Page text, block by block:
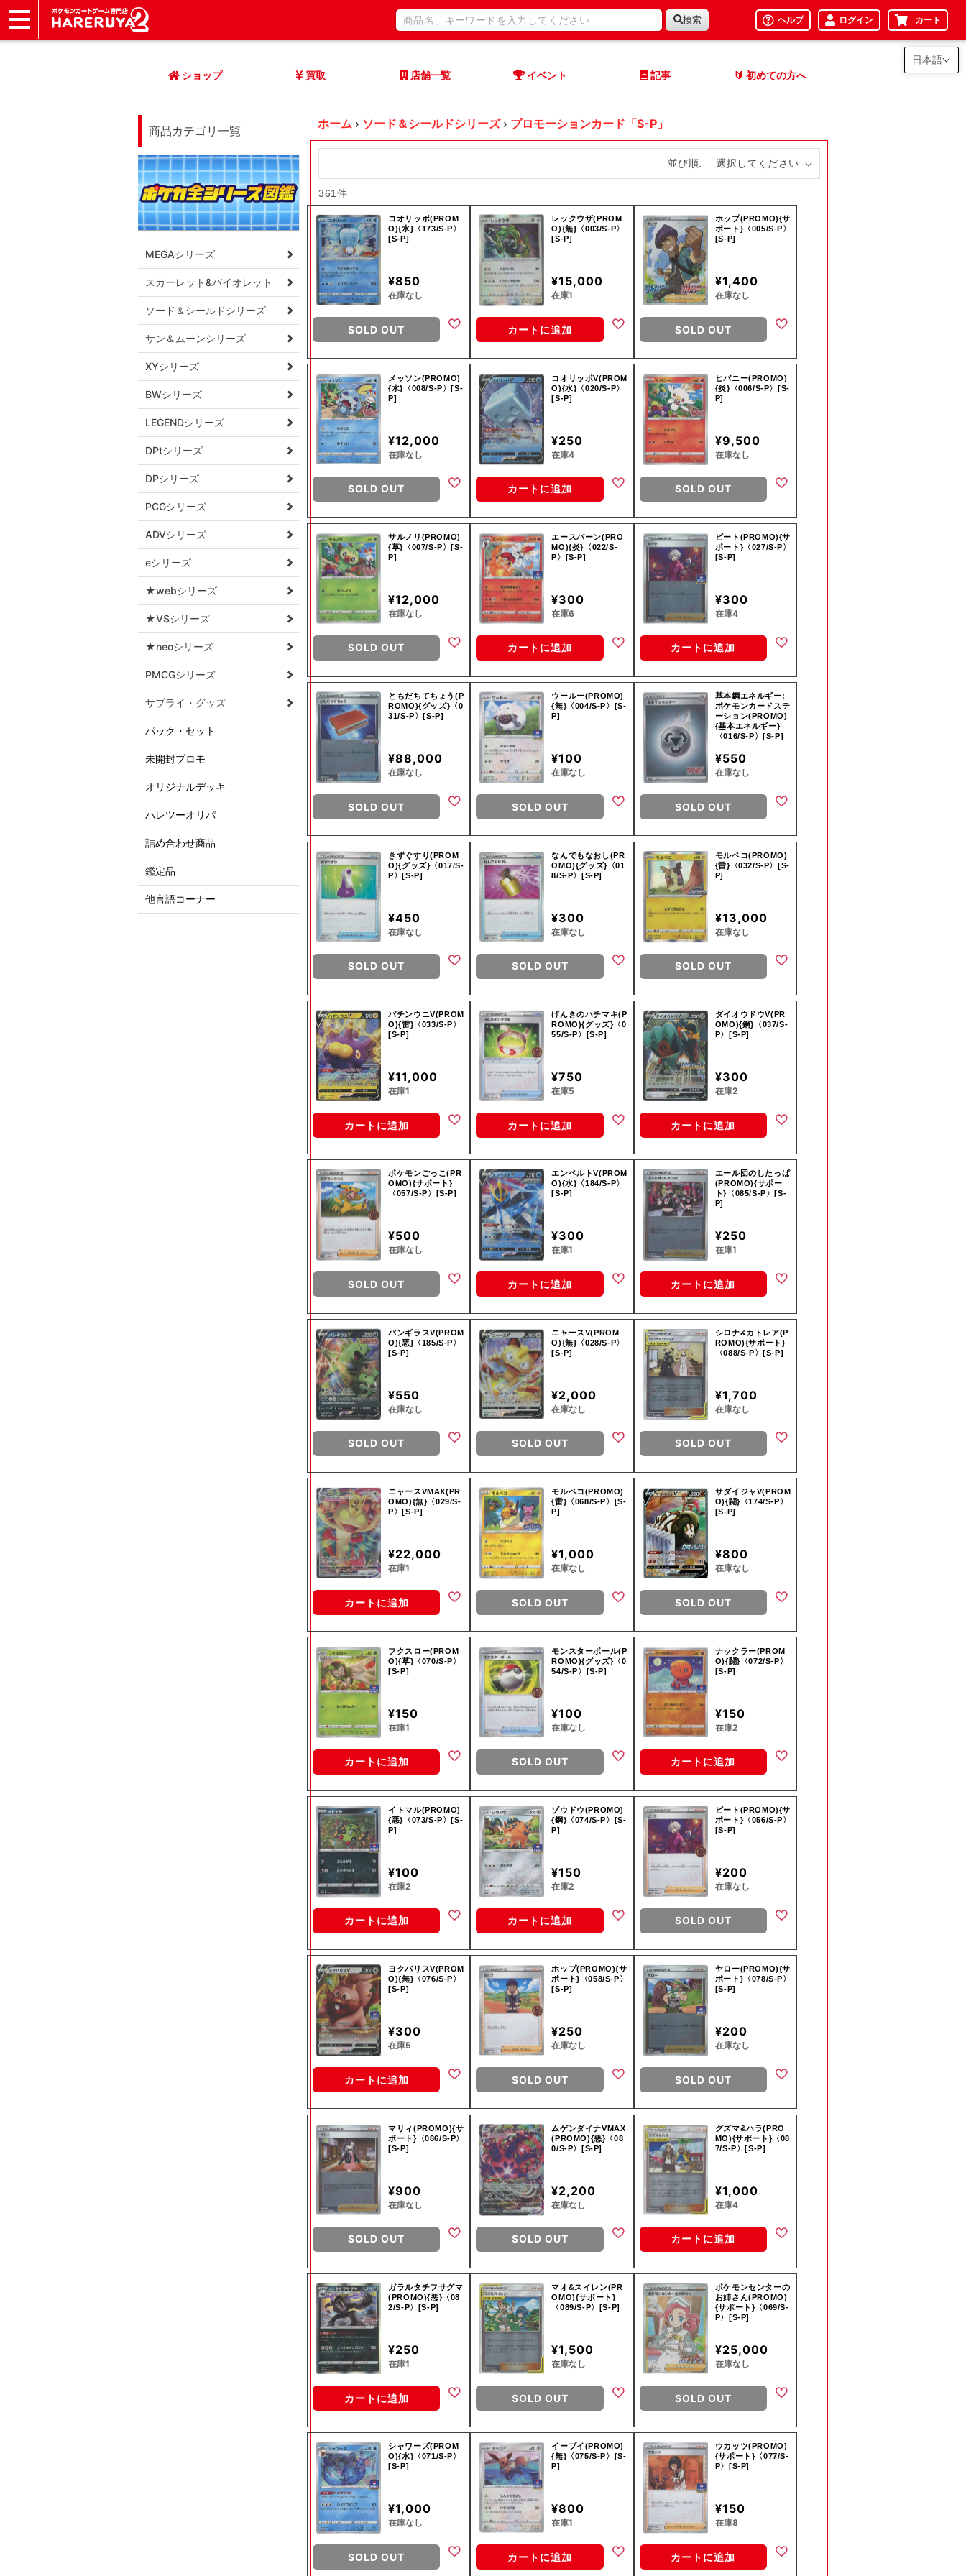
検索 ヘルプ ログイン カート
ショップ 買取 店舗一覧 イベント 記事 🔰 初めての方へ
商品カテゴリ一覧
MEGAシリーズ
スカーレット&バイオレット
ソード＆シールドシリーズ
サン＆ムーンシリーズ
XYシリーズ
BWシリーズ
LEGENDシリーズ
DPtシリーズ
DPシリーズ
PCGシリーズ
ADVシリーズ
eシリーズ
★webシリーズ
★VSシリーズ
★neoシリーズ
PMCGシリーズ
サプライ・グッズ
パック・セット
未開封プロモ
オリジナルデッキ
ハレツーオリパ
詰め合わせ商品
鑑定品
他言語コーナー
ホーム › ソード＆シールドシリーズ › プロモーションカード「S-P」
並び順:
361件
コオリッポ(PROM
O){水}〈173/S-P〉
[S-P]
¥850
在庫なし
SOLD OUT
レックウザ(PROM
O){無}〈003/S-P〉
[S-P]
¥15,000
在庫1
カートに追加
ホップ(PROMO){サ
ポート}〈005/S-P〉
[S-P]
¥1,400
在庫なし
SOLD OUT
メッソン(PROMO)
{水}〈008/S-P〉[S-
P]
¥12,000
在庫なし
SOLD OUT
コオリッポV(PROM
O){水}〈020/S-P〉
[S-P]
¥250
在庫4
カートに追加
ヒバニー(PROMO)
{炎}〈006/S-P〉[S-
P]
¥9,500
在庫なし
SOLD OUT
サルノリ(PROMO)
{草}〈007/S-P〉[S-
P]
¥12,000
在庫なし
SOLD OUT
エースバーン(PRO
MO){炎}〈022/S-
P〉[S-P]
¥300
在庫6
カートに追加
ビート(PROMO){サ
ポート}〈027/S-P〉
[S-P]
¥300
在庫4
カートに追加
ともだちてちょう(P
ROMO){グッズ}〈0
31/S-P〉[S-P]
¥88,000
在庫なし
SOLD OUT
ウールー(PROMO)
{無}〈004/S-P〉[S-
P]
¥100
在庫なし
SOLD OUT
基本鋼エネルギー:
ポケモンカードステ
ーション(PROMO)
{基本エネルギー}
〈016/S-P〉[S-P]
¥550
在庫なし
SOLD OUT
きずぐすり(PROM
O){グッズ}〈017/S-
P〉[S-P]
¥450
在庫なし
SOLD OUT
なんでもなおし(PR
OMO){グッズ}〈01
8/S-P〉[S-P]
¥300
在庫なし
SOLD OUT
モルペコ(PROMO)
{雷}〈032/S-P〉[S-
P]
¥13,000
在庫なし
SOLD OUT
バチンウニV(PROM
O){雷}〈033/S-P〉
[S-P]
¥11,000
在庫1
カートに追加
げんきのハチマキ(P
ROMO){グッズ}〈0
55/S-P〉[S-P]
¥750
在庫5
カートに追加
ダイオウドウV(PR
OMO){鋼}〈037/S-
P〉[S-P]
¥300
在庫2
カートに追加
ポケモンごっこ(PR
OMO){サポート}
〈057/S-P〉[S-P]
¥500
在庫なし
SOLD OUT
エンペルトV(PROM
O){水}〈184/S-P〉
[S-P]
¥300
在庫1
カートに追加
エール団のしたっぱ
(PROMO){サポー
ト}〈085/S-P〉[S-
P]
¥250
在庫1
カートに追加
バンギラスV(PROM
O){悪}〈185/S-P〉
[S-P]
¥550
在庫なし
SOLD OUT
ニャースV(PROM
O){無}〈028/S-P〉
[S-P]
¥2,000
在庫なし
SOLD OUT
シロナ&カトレア(P
ROMO){サポート}
〈088/S-P〉[S-P]
¥1,700
在庫なし
SOLD OUT
ニャースVMAX(PR
OMO){無}〈029/S-
P〉[S-P]
¥22,000
在庫1
カートに追加
モルペコ(PROMO)
{雷}〈068/S-P〉[S-
P]
¥1,000
在庫なし
SOLD OUT
サダイジャV(PROM
O){闘}〈174/S-P〉
[S-P]
¥800
在庫なし
SOLD OUT
フクスロー(PROM
O){草}〈070/S-P〉
[S-P]
¥150
在庫1
カートに追加
モンスターボール(P
ROMO){グッズ}〈0
54/S-P〉[S-P]
¥100
在庫なし
SOLD OUT
ナックラー(PROM
O){闘}〈072/S-P〉
[S-P]
¥150
在庫2
カートに追加
イトマル(PROMO)
{悪}〈073/S-P〉[S-
P]
¥100
在庫2
カートに追加
ゾウドウ(PROMO)
{鋼}〈074/S-P〉[S-
P]
¥150
在庫2
カートに追加
ビート(PROMO){サ
ポート}〈056/S-P〉
[S-P]
¥200
在庫なし
SOLD OUT
ヨクバリスV(PROM
O){無}〈076/S-P〉
[S-P]
¥300
在庫5
カートに追加
ホップ(PROMO){サ
ポート}〈058/S-P〉
[S-P]
¥250
在庫なし
SOLD OUT
ヤロー(PROMO){サ
ポート}〈078/S-P〉
[S-P]
¥200
在庫なし
SOLD OUT
マリィ(PROMO){サ
ポート}〈086/S-P〉
[S-P]
¥900
在庫なし
SOLD OUT
ムゲンダイナVMAX
(PROMO){悪}〈08
0/S-P〉[S-P]
¥2,200
在庫なし
SOLD OUT
グズマ&ハラ(PRO
MO){サポート}〈08
7/S-P〉[S-P]
¥1,000
在庫4
カートに追加
ガラルタチフサグマ
(PROMO){悪}〈08
2/S-P〉[S-P]
¥250
在庫1
カートに追加
マオ&スイレン(PR
OMO){サポート}
〈089/S-P〉[S-P]
¥1,500
在庫なし
SOLD OUT
ポケモンセンターの
お姉さん(PROMO)
{サポート}〈069/S-
P〉[S-P]
¥25,000
在庫なし
SOLD OUT
シャワーズ(PROM
O){水}〈071/S-P〉
[S-P]
¥1,000
在庫なし
SOLD OUT
イーブイ(PROMO)
{無}〈075/S-P〉[S-
P]
¥800
在庫1
カートに追加
ウカッツ(PROMO)
{サポート}〈077/S-
P〉[S-P]
¥150
在庫8
カートに追加
日本語